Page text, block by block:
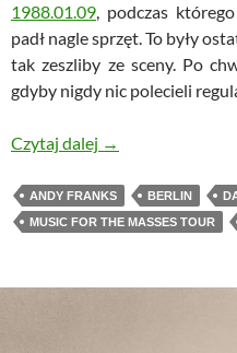
1988.01.09, podczas
padł nagle sprzęt. To były
tak zeszliby ze sceny. Po
gdyby nigdy nic polecieli
Czytaj dalej Andy Franks:
→
ANDY FRANKS BERLIN
MUSIC FOR THE MASSES TOUR